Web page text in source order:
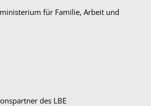
für Familie, Arbeit und
des LBE